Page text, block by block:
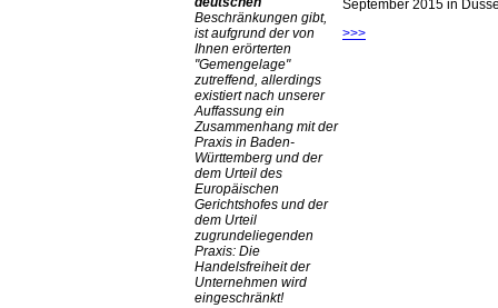
Beschränkungen gibt,
ist aufgrund der von
Ihnen erörterten
Gemengelage
zutreffend, allerdings
existiert nach unserer
Auffassung ein
Zusammenhang mit der
Praxis in Baden-
Württemberg und der
dem Urteil des
Europäischen
Gerichtshofes und der
dem Urteil
zugrundeliegenden
Praxis: Die
Handelsfreiheit der
Unternehmen wird
eingeschränkt!
September 2015 in
>>>